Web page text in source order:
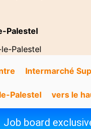
Palestel
Intermarché
Palestel vers le